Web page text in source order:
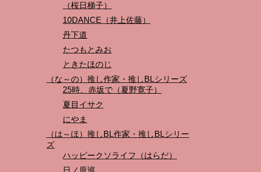
（桜日梯子）
10DANCE（井上佐藤）
丹下道
たつもとみお
ときたほのじ
（な～の）推し作家・推しBLシリーズ
25時、赤坂で（夏野寛子）
夏目イサク
にやま
（は～ほ）推しBL作家・推しBLシリー
ズ
ハッピークソライフ（はらだ）